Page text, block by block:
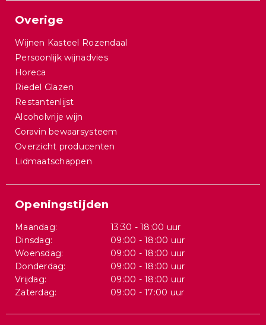
Overige
Wijnen Kasteel Rozendaal
Persoonlijk wijnadvies
Horeca
Riedel Glazen
Restantenlijst
Alcoholvrije wijn
Coravin bewaarsysteem
Overzicht producenten
Lidmaatschappen
Openingstijden
Maandag:
13:30 - 18:00 uur
Dinsdag:
09:00 - 18:00 uur
Woensdag:
09:00 - 18:00 uur
Donderdag:
09:00 - 18:00 uur
Vrijdag:
09:00 - 18:00 uur
Zaterdag:
09:00 - 17:00 uur